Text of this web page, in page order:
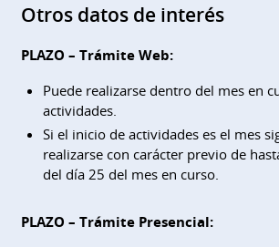
Otros datos de interés
PLAZO – Trámite Web:
Puede realizarse dentro del mes en
actividades.
Si el inicio de actividades es el mes
realizarse con carácter previo de
del día 25 del mes en curso.
PLAZO – Trámite Presencial: